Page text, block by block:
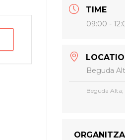
TIME
09:00 -
Beguda
Beguda Alta;